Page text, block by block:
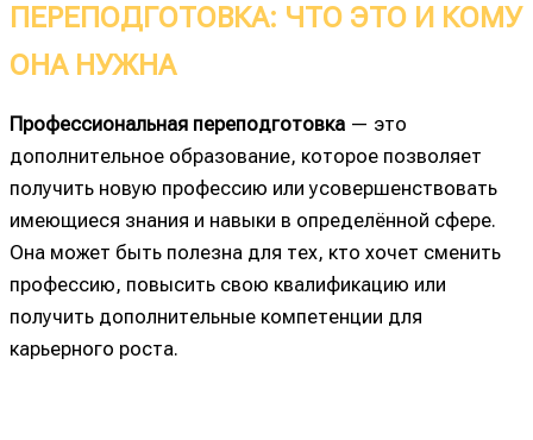
ПЕРЕПОДГОТОВКА: ЧТО ЭТО И КОМУ
ОНА НУЖНА
Профессиональная переподготовка — это
дополнительное образование, которое позволяет
получить новую профессию или усовершенствовать
имеющиеся знания и навыки в определённой сфере.
Она может быть полезна для тех, кто хочет сменить
профессию, повысить свою квалификацию или
получить дополнительные компетенции для
карьерного роста.